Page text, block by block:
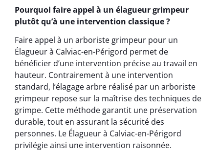
Pourquoi faire appel à un élagueur grimpeur
plutôt qu’à une intervention classique ?
Faire appel à un arboriste grimpeur pour un
Élagueur à Calviac-en-Périgord permet de
bénéficier d’une intervention précise au travail en
hauteur. Contrairement à une intervention
standard, l’élagage arbre réalisé par un arboriste
grimpeur repose sur la maîtrise des techniques de
grimpe. Cette méthode garantit une préservation
durable, tout en assurant la sécurité des
personnes. Le Élagueur à Calviac-en-Périgord
privilégie ainsi une intervention raisonnée.